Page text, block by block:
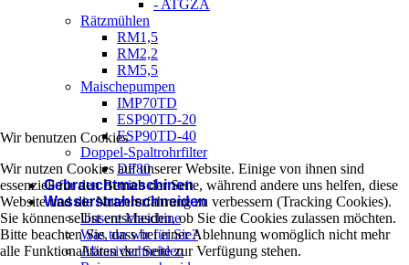
- ATGZA
Rätzmühlen
RM1,5
RM2,2
RM5,5
Maischepumpen
IMP70TD
ESP90TD-20
ESP90TD-40
Doppel-Spaltrohrfilter
DF80
Gebrauchtmaschinen
Wasserstrahlschneiden
Unsere Maschine
Was tun wir für Sie?
Abrasivschneiden
Wir benutzen Cookies
Wir nutzen Cookies auf unserer Website. Einige von ihnen sind
essenziell für den Betrieb der Seite, während andere uns helfen, diese
Website und die Nutzererfahrung zu verbessern (Tracking Cookies).
Sie können selbst entscheiden, ob Sie die Cookies zulassen möchten.
Bitte beachten Sie, dass bei einer Ablehnung womöglich nicht mehr
alle Funktionalitäten der Seite zur Verfügung stehen.